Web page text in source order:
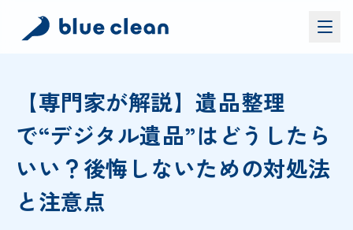
サービス
バイオリカバリー®
施工実績
ブルークリーンについて
お問い合わせ
【専門家が解説】遺品整理
で“デジタル遺品”はどうしたら
いい？後悔しないための対処法
と注意点